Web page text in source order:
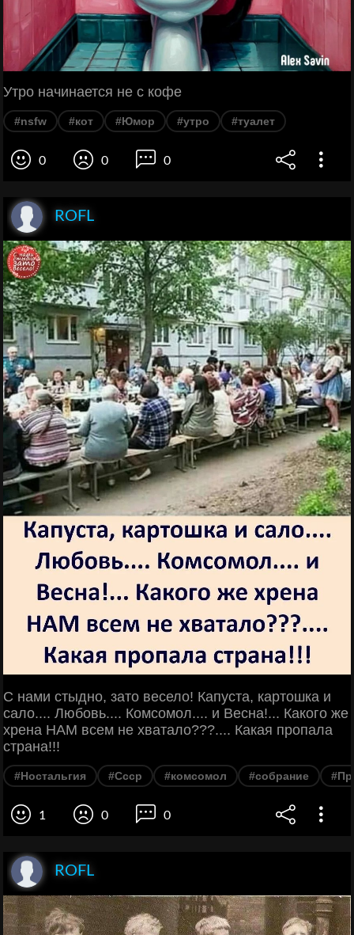
Утро начинается не с кофе
#nsfw #кот #Юмор #утро #туалет
0 0 0
ROFL
С нами стыдно, зато весело! Капуста, картошка и
сало.... Любовь.... Комсомол.... и Весна!... Какого же
хрена НАМ всем не хватало???.... Какая пропала
страна!!!
#Ностальгия #Ссср #комсомол #собрание
1 0 0
ROFL